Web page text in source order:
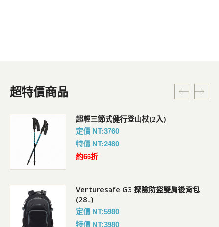
超特價商品
超輕三節式健行登山杖(2入)
定價 NT:3760
特價 NT:2480
約66折
Venturesafe G3 探險防盜雙肩後背包
(28L)
定價 NT:5980
特價 NT:3980